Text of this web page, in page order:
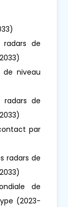
de
de niveau
radars de
par
radars de
de
(2023-